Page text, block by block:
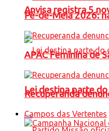
Anvisa registra 5
Lei destina parte
Pé-de-Meia 2026:
APAC Feminina de
Recuperanda
Campos das Vertentes